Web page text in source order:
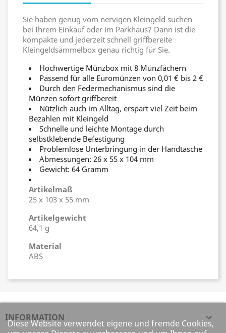
Sie haben genug vom nervigen Kleingeld suchen
bei Ihrem Einkauf oder im Parkhaus? Dann ist die
kompakte und jederzeit schnell griffbereite
Kleingeldsammelbox genau richtig für Sie.
Hochwertige Münzbox mit 8 Münzfächern
Passend für alle Euromünzen von 0,01 € bis 2 €
Durch den Federmechanismus sind die
Münzen sofort griffbereit
Nützlich auch im Alltag, erspart viel Zeit beim
Bezahlen mit Kleingeld
Schnelle und leichte Montage durch
selbstklebende Befestigung
Problemlose Unterbringung in der Handtasche
Abmessungen: 26 x 55 x 104 mm
Gewicht: 64 Gramm
Artikelmaß
25 x 103 x 55 mm
Artikelgewicht
64,1 g
Material
ABS
INFORMATION 
Diese Website verwendet eigene und fremde Cookies,